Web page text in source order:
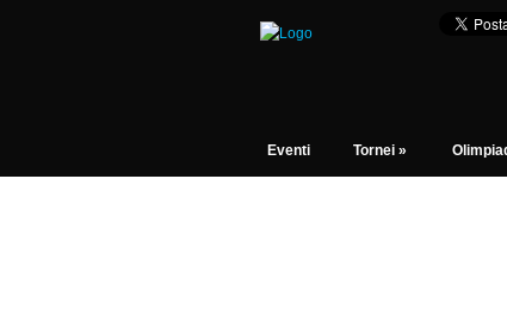
Eventi Tornei »